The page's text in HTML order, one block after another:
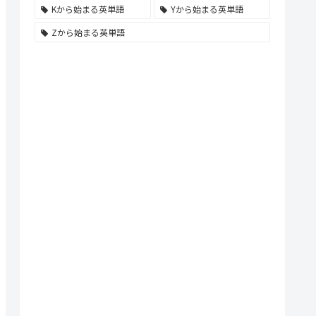
Kから始まる英単語
Yから始まる英単語
Zから始まる英単語